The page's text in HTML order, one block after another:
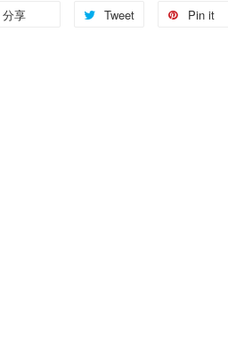
分享 Tweet Pin it